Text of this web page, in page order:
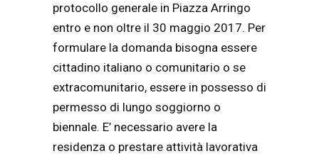
protocollo generale in Piazza Arringo
entro e non oltre il 30 maggio 2017. Per
formulare la domanda bisogna essere
cittadino italiano o comunitario o se
extracomunitario, essere in possesso di
permesso di lungo soggiorno o
biennale. E’ necessario avere la
residenza o prestare attività lavorativa